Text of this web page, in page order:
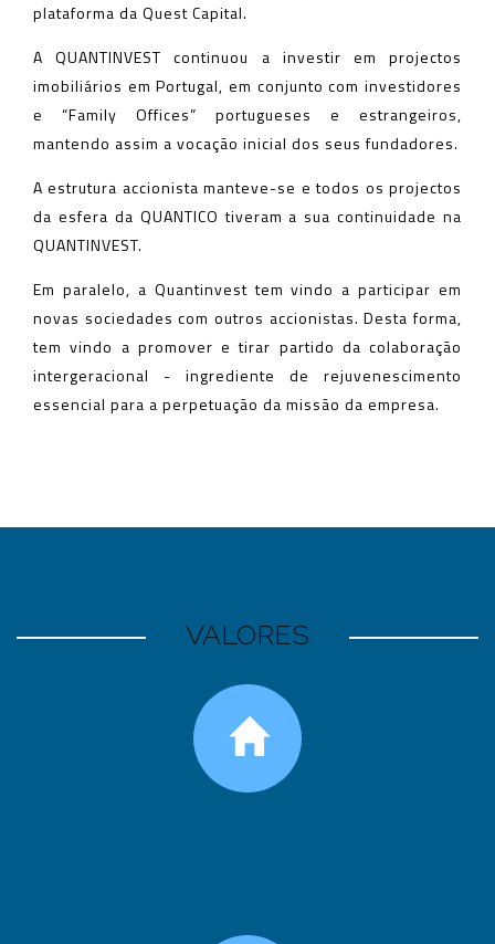
plataforma da Quest Capital.
A QUANTINVEST continuou a investir em projectos
imobiliários em Portugal, em conjunto com investidores
e “Family Offices” portugueses e estrangeiros,
mantendo assim a vocação inicial dos seus fundadores.
A estrutura accionista manteve-se e todos os projectos
da esfera da QUANTICO tiveram a sua continuidade na
QUANTINVEST.
Em paralelo, a Quantinvest tem vindo a participar em
novas sociedades com outros accionistas. Desta forma,
tem vindo a promover e tirar partido da colaboração
intergeracional - ingrediente de rejuvenescimento
essencial para a perpetuação da missão da empresa.
VALORES